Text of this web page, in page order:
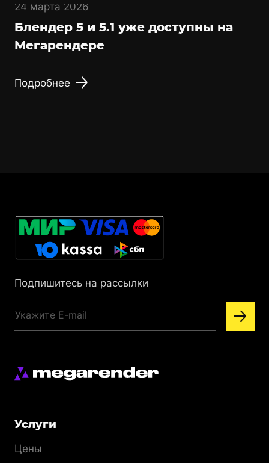
24 марта 2026
Блендер 5 и 5.1 уже доступны на
Мегарендере
Подробнее
Подпишитесь на рассылки
Меню
Услуги
Цены